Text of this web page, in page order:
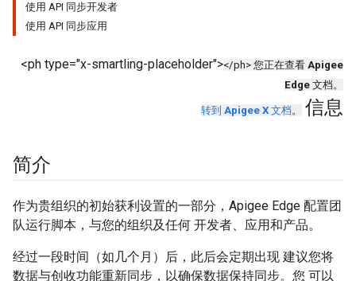
使用 API 同步开发者
使用 API 同步应用
<ph type="x-smartling-placeholder"></ph> 您正在查看 Apigee
Edge 文档。
转到 Apigee X 文档。 信息
简介
作为贵组织的初始获利设置的一部分，Apigee Edge 配置团
队运行脚本，与您的组织及任何 开发者、应用和产品。
经过一段时间（如几个月）后，此后会定期出现 建议您将
数据与创收功能重新同步，以确保数据保持同步。您 可以